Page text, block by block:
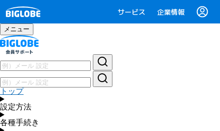
サービス 企業情報
メニュー
トップ
設定方法
各種手続き